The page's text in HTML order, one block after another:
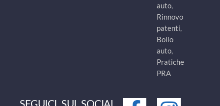
auto,
Rinnovo
patenti,
Bollo
auto,
Pratiche
PRA
SEGUICI SUI SOCIAL